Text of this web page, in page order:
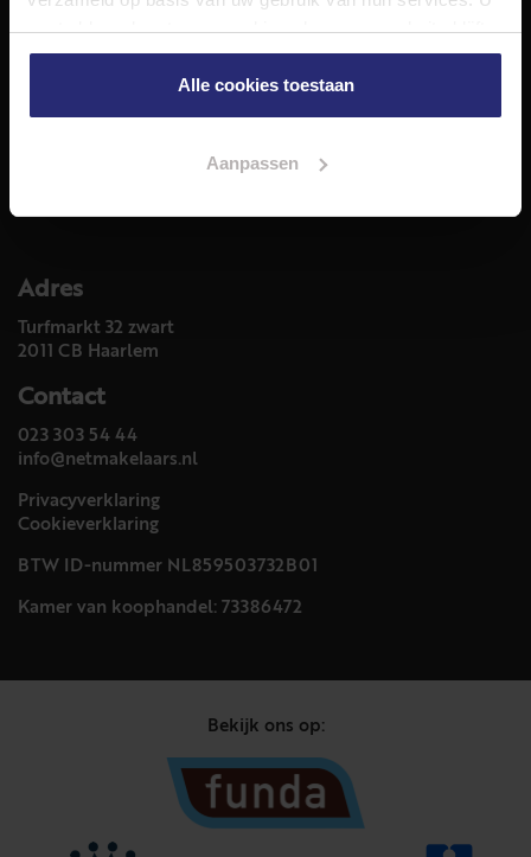
gaat akkoord met onze cookies als u onze website blijft
gebruiken.
Alle cookies toestaan
Aanpassen
Diensten
Aankoop
Meer informatie over
Adres
Turfmarkt 32 zwart
2011 CB Haarlem
Contact
023 303 54 44
info@netmakelaars.nl
Privacyverklaring
Cookieverklaring
BTW ID-nummer NL859503732B01
Kamer van koophandel: 73386472
Bekijk ons op: